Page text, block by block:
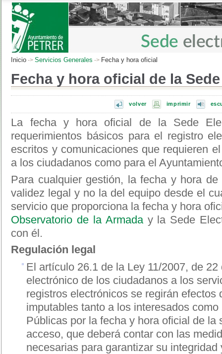
Inicio ->Servicios Generales -> Fecha y hora oficial
Fecha y hora oficial de la
volver imprimir
La fecha y hora oficial de la Sede
requerimientos básicos para el registro
escritos y comunicaciones que requieren
a los ciudadanos como para el
Para cualquier gestión, la fecha y hora
validez legal y no la del equipo desde el
servicio que proporciona la fecha y hora
Observatorio de la Armaday la Sede
con él.
Regulación legal
El artículo 26.1 de la Ley 11/2007, de
electrónico de los ciudadanos a los
registros electrónicos se regirán efectos
imputables tanto a los interesados
Públicas por la fecha y hora oficial de la
acceso, que deberá contar con las
necesarias para garantizar su